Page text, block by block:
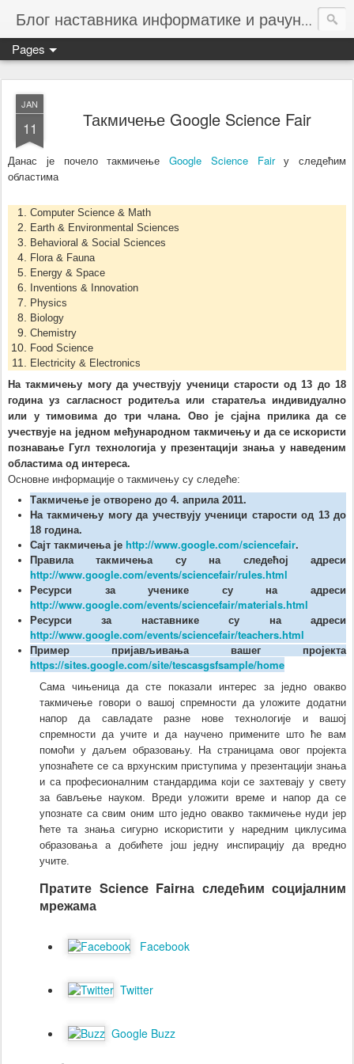
Блог наставника информатике и рачунарства ОШ ХРШ
Pages
JAN
11 Такмичење Google Science Fair
Данас је почело такмичење Google Science Fairу следећим
областима
Computer Science & Math
Earth & Environmental Sciences
Behavioral & Social Sciences
Flora & Fauna
Energy & Space
Inventions & Innovation
Physics
Biology
Chemistry
Food Science
Electricity & Electronics
На такмичењу могу да учествују ученици старости од 13 до 18
година уз сагласност родитеља или старатеља индивидуално
или у тимовима до три члана. Ово је сјајна прилика да се
учествује на једном међународном такмичењу и да се искористи
познавање Гугл технологија у презентацији знања у наведеним
областима од интереса.
Основне информације о такмичењу су следеће:
Такмичење је отворено до 4. априла 2011.
На такмичењу могу да учествују ученици старости од 13 до
18 година.
Сајт такмичења је http://www.google.com/sciencefair.
Правила такмичења су на следећој адреси
http://www.google.com/events/sciencefair/rules.html
Ресурси за ученике су на адреси
http://www.google.com/events/sciencefair/materials.html
Ресурси за наставнике су на адреси
http://www.google.com/events/sciencefair/teachers.html
Пример пријављивања вашег пројекта
https://sites.google.com/site/tescasgsfsample/home
Сама чињеница да сте показали интерес за једно овакво
такмичење говори о вашој спремности да уложите додатни
напор да савладате разне нове технологије и вашој
спремности да учите и да научено примените што ће вам
помоћи у даљем образовању. На страницама овог пројекта
упознаћете се са врхунским приступима у презентацији знања
и са професионалним стандардима који се захтевају у свету
за бављење науком. Вреди уложити време и напор да се
упознате са свим оним што једно овакво такмичење нуди јер
ћете та знања сигурно искористити у наредним циклусима
образовања а добићете још једну инспирацију да вредно
учите.
Пратите Science Fairна следећим социјалним
мрежама
Facebook
Twitter
Google Buzz